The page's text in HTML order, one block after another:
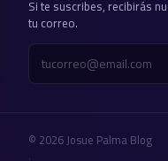
Si te suscribes, recibirás
tu correo.
© 2026 Josue Palma Blog